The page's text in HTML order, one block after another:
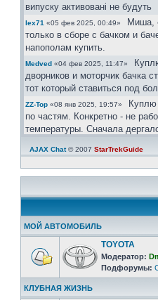
випуску активовані не будуть
lex71 «05 фев 2025, 00:49»
Миша,
только в сборе с бачком и
напополам купить.
Medved «04 фев 2025, 11:47»
дворников и моторчик бачка
тот который ставиться под
ZZ-Top «08 янв 2025, 19:57»
Куплю
по частям. Конкретно - не
температуры. Сначала
icestas«24 май 2024, 22:19»
"Дополнительные поля
обємом ботів, так можливо
реальний користувач чи бот.
Користувачі в яких не
випуску активовані не будуть.
Юра«08 апр 2024, 21:08»https://
g2=AQAtPOOoAP ...
Юра«08 апр 2024, 21:06»
AJAX Chat© 2007 StarTrekGuide
МОЙ АВТОМОБИЛЬ
TOYOTA
Модератор:
Подфорумы:
КЛУБНАЯ ЖИЗНЬ